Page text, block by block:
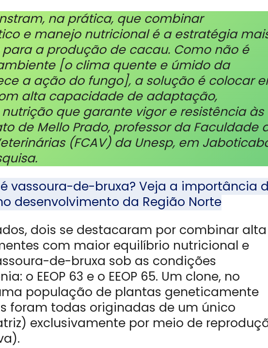
na prática, que combinar
e manejo nutricional é a estratégia
a produção de cacau. Como não é
[o clima quente e úmido da
a ação do fungo], a solução é colocar
alta capacidade de adaptação,
que garante vigor e resistência às
de Mello Prado, professor da Faculdade
(FCAV) da Unesp, em
vassoura-de-bruxa? Veja a importância
desenvolvimento da Região Norte
dois se destacaram por combinar alta
com maior equilíbrio nutricional e
de-bruxa sob as condições
o EEOP 63 e o EEOP 65. Um clone, no
população de plantas geneticamente
foram todas originadas de um único
exclusivamente por meio de